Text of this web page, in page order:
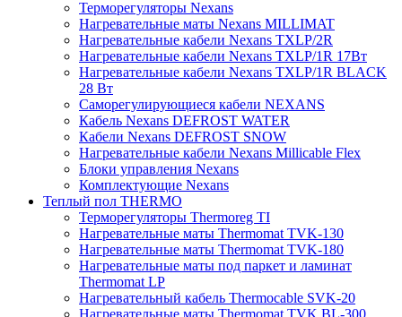
Терморегуляторы Nexans
Нагревательные маты Nexans MILLIMAT
Нагревательные кабели Nexans TXLP/2R
Нагревательные кабели Nexans TXLP/1R 17Вт
Нагревательные кабели Nexans TXLP/1R BLACK
28 Вт
Саморегулирующиеся кабели NEXANS
Кабель Nexans DEFROST WATER
Кабели Nexans DEFROST SNOW
Нагревательные кабели Nexans Millicable Flex
Блоки управления Nexans
Комплектующие Nexans
Теплый пол THERMO
Терморегуляторы Thermoreg TI
Нагревательные маты Thermomat TVK-130
Нагревательные маты Thermomat TVK-180
Нагревательные маты под паркет и ламинат
Thermomat LP
Нагревательный кабель Thermocable SVK-20
Нагревательные маты Thermomat TVK BL-300